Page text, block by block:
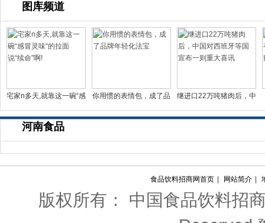
图库频道
宅家n多天,就靠这一碗“感
你用惯的表情包，成了品
继进口22万吨猪肉后，中
河南食品
食品饮料招商网首页 网站简介
版权所有： 中国食品饮料招